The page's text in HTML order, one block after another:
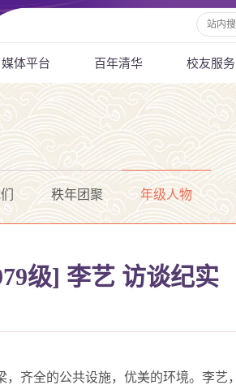
媒体平台 百年清华 校友服务
秩年团聚 年级人物
级] 李艺 访谈纪实
齐全的公共设施，优美的环境。李艺，